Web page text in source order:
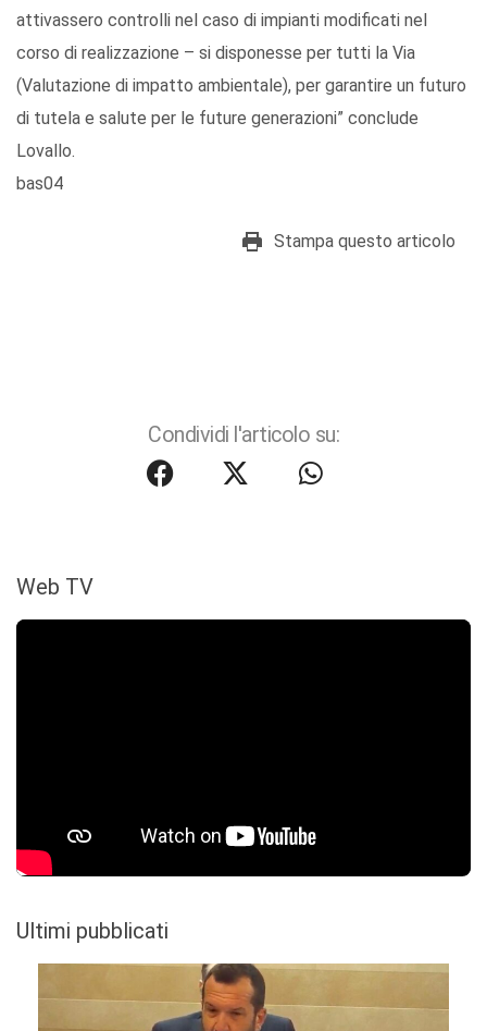
attivassero controlli nel caso di impianti modificati nel
corso di realizzazione – si disponesse per tutti la Via
(Valutazione di impatto ambientale), per garantire un futuro
di tutela e salute per le future generazioni” conclude
Lovallo.
bas04
Stampa questo articolo
Condividi l'articolo su:
Web TV
Ultimi pubblicati